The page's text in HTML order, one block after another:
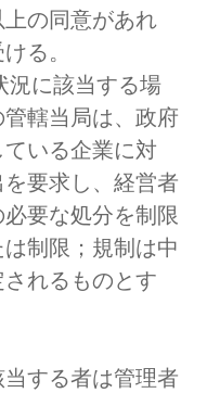
の同意があれ
る。
況に該当する場
轄当局は、政府
いる企業に対
要求し、経営者
要な処分を制限
制限；規制は中
れるものとす
する者は管理者